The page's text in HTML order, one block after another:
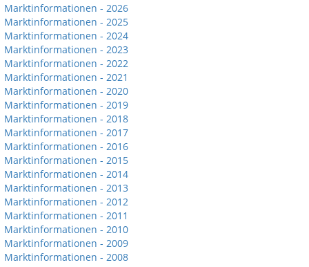
Marktinformationen - 2026
Marktinformationen - 2025
Marktinformationen - 2024
Marktinformationen - 2023
Marktinformationen - 2022
Marktinformationen - 2021
Marktinformationen - 2020
Marktinformationen - 2019
Marktinformationen - 2018
Marktinformationen - 2017
Marktinformationen - 2016
Marktinformationen - 2015
Marktinformationen - 2014
Marktinformationen - 2013
Marktinformationen - 2012
Marktinformationen - 2011
Marktinformationen - 2010
Marktinformationen - 2009
Marktinformationen - 2008